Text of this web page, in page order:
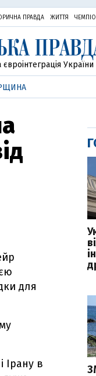
ПРАВДА ЖИТТЯ
України
для
Ірану в